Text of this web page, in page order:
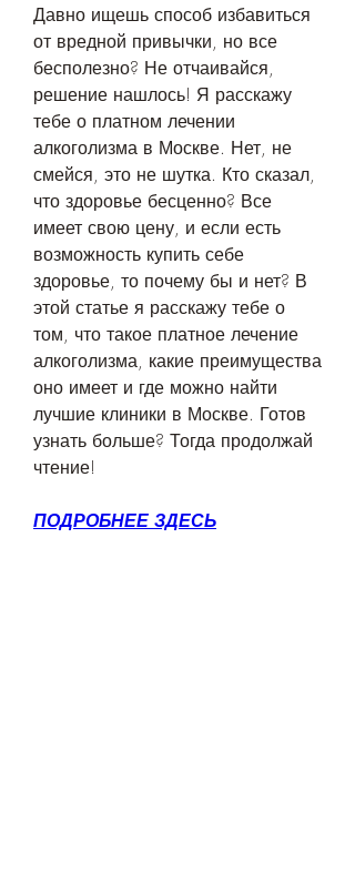
Давно ищешь способ избавиться
от вредной привычки, но все
бесполезно? Не отчаивайся,
решение нашлось! Я расскажу
тебе о платном лечении
алкоголизма в Москве. Нет, не
смейся, это не шутка. Кто сказал,
что здоровье бесценно? Все
имеет свою цену, и если есть
возможность купить себе
здоровье, то почему бы и нет? В
этой статье я расскажу тебе о
том, что такое платное лечение
алкоголизма, какие преимущества
оно имеет и где можно найти
лучшие клиники в Москве. Готов
узнать больше? Тогда продолжай
чтение!
ПОДРОБНЕЕ ЗДЕСЬ